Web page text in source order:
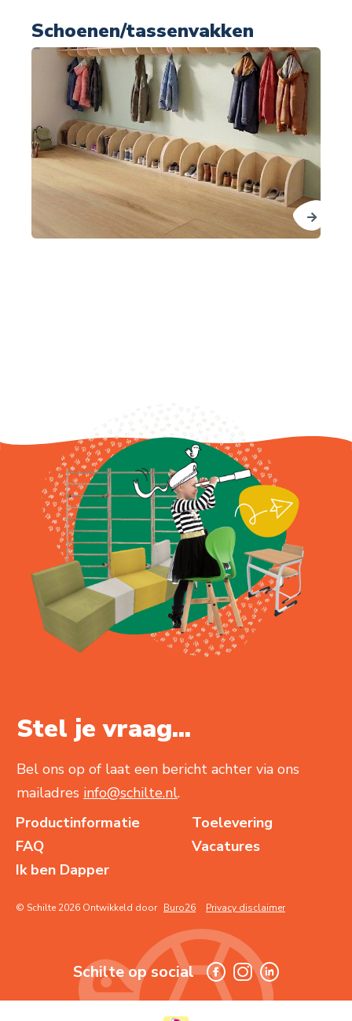
Schoenen/tassenvakken
Stel je vraag...
Bel ons op of laat een bericht achter via ons
mailadres info@schilte.nl.
Productinformatie
Toelevering
FAQ
Vacatures
Ik ben Dapper
© Schilte 2026 Ontwikkeld door Buro26 Privacy disclaimer
Schilte op social